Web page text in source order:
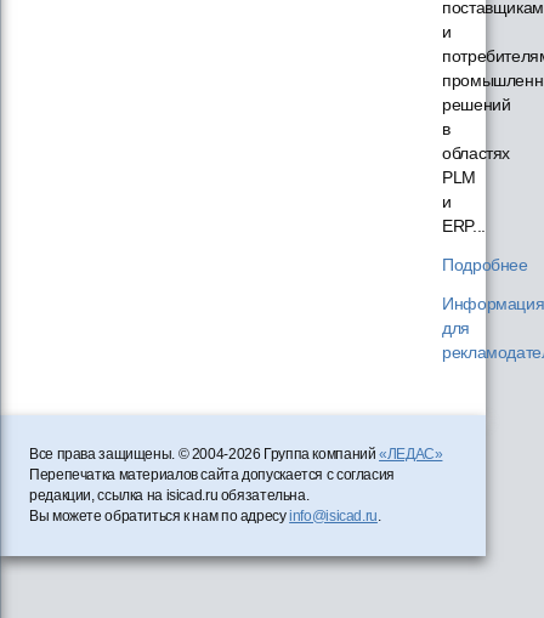
и
решений
в
областях
PLM
и
ERP...
Подробнее
Информация
для
Все права защищены. © 2004-2026 Группа компаний«ЛЕДАС»
Перепечатка материалов сайта допускается с согласия
редакции, ссылка на isicad.ru обязательна.
Вы можете обратиться к нам по адресуinfo@isicad.ru.